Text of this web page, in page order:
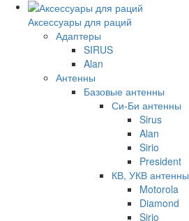
Аксессуары для раций
Адаптеры
SIRUS
Alan
Антенны
Базовые антенны
Си-Би антенны
Sirus
Alan
Sirio
President
КВ, УКВ антенны
Motorola
Diamond
Sirio